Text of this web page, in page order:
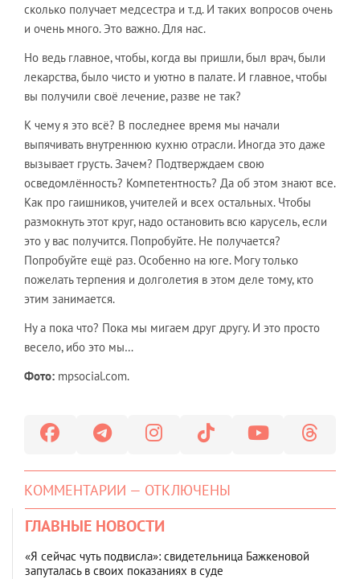
сколько получает медсестра и т.д. И таких вопросов очень
и очень много. Это важно. Для нас.
Но ведь главное, чтобы, когда вы пришли, был врач, были
лекарства, было чисто и уютно в палате. И главное, чтобы
вы получили своё лечение, разве не так?
К чему я это всё? В последнее время мы начали
выпячивать внутреннюю кухню отрасли. Иногда это даже
вызывает грусть. Зачем? Подтверждаем свою
осведомлённость? Компетентность? Да об этом знают все.
Как про гаишников, учителей и всех остальных. Чтобы
размокнуть этот круг, надо остановить всю карусель, если
это у вас получится. Попробуйте. Не получается?
Попробуйте ещё раз. Особенно на юге. Могу только
пожелать терпения и долголетия в этом деле тому, кто
этим занимается.
Ну а пока что? Пока мы мигаем друг другу. И это просто
весело, ибо это мы…
Фото: mpsocial.com.
КОММЕНТАРИИ — ОТКЛЮЧЕНЫ
ГЛАВНЫЕ НОВОСТИ
«Я сейчас чуть подвисла»: свидетельница Бажкеновой
запуталась в своих показаниях в суде